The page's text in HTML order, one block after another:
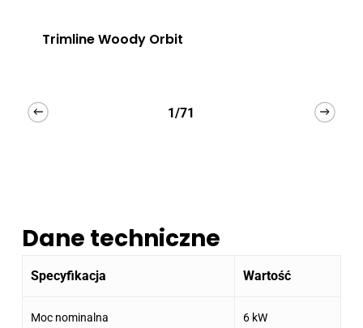
Trimline Woody Orbit
1/71
Dane techniczne
Specyfikacja Wartość
Moc nominalna 6 kW